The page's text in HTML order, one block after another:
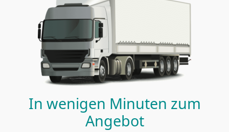
In wenigen Minuten zum
Angebot